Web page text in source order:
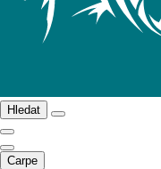
Hledat
Carpe